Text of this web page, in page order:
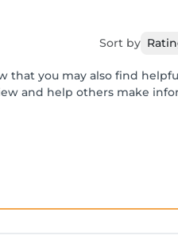
Sort by
that you may also find
and help others make